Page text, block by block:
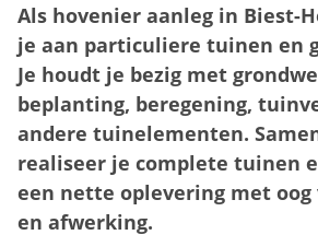
Als hovenier aanleg in Biest-
je aan particuliere tuinen en
Je houdt je bezig met
beplanting, beregening,
andere tuinelementen.
realiseer je complete tuinen
een nette oplevering met
en afwerking.